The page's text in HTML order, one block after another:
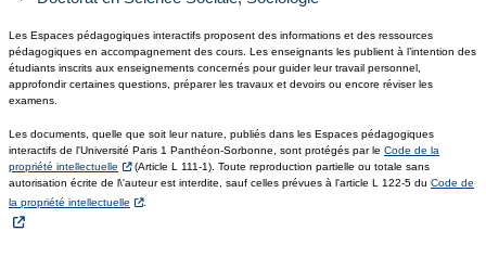
Les Espaces pédagogiques interactifs proposent des informations et des ressources
pédagogiques en accompagnement des cours. Les enseignants les publient à l’intention des
étudiants inscrits aux enseignements concernés pour guider leur travail personnel,
approfondir certaines questions, préparer les travaux et devoirs ou encore réviser les
examens.
Les documents, quelle que soit leur nature, publiés dans les Espaces pédagogiques
interactifs de l'Université Paris 1 Panthéon-Sorbonne, sont protégés par le Code de la
propriété intellectuelle
(Article L 111-1). Toute reproduction partielle ou totale sans
autorisation écrite de l\'auteur est interdite, sauf celles prévues à l'article L 122-5 du Code de
la propriété intellectuelle
.